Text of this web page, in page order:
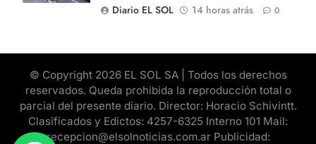
Diario EL SOL
14 horas atrás 0
© Copyright 2026 EL SOL SA | Todos los derechos
reservados. Queda prohibida la reproducción total o
parcial del presente diario. Director: Horacio Schivintt.
Clasificados y Edictos: 4257-6325 Interno 101 Mail:
recepcion@elsolnoticias.com.ar Publicidad: